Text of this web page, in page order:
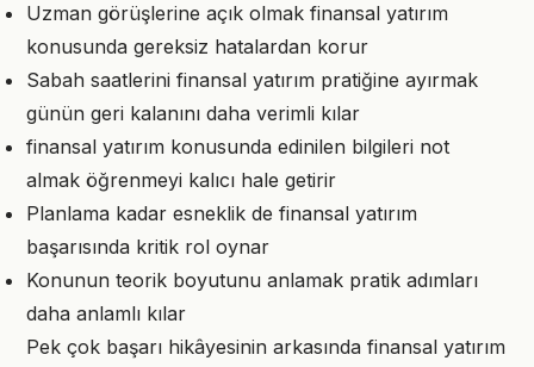
Uzman görüşlerine açık olmak finansal yatırım
konusunda gereksiz hatalardan korur
Sabah saatlerini finansal yatırım pratiğine ayırmak
günün geri kalanını daha verimli kılar
finansal yatırım konusunda edinilen bilgileri not
almak öğrenmeyi kalıcı hale getirir
Planlama kadar esneklik de finansal yatırım
başarısında kritik rol oynar
Konunun teorik boyutunu anlamak pratik adımları
daha anlamlı kılar
Pek çok başarı hikâyesinin arkasında finansal yatırım